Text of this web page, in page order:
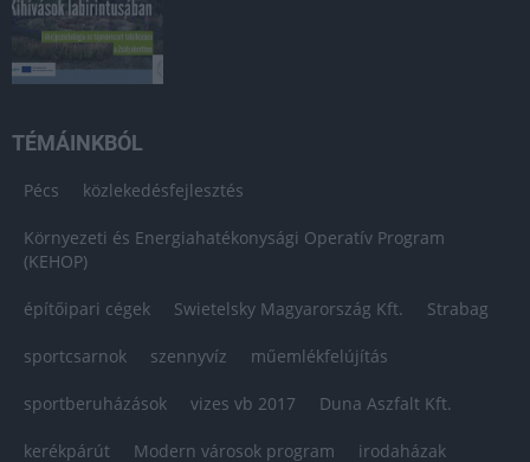
TÉMÁINKBÓL
Pécs közlekedésfejlesztés
Környezeti és Energiahatékonysági Operatív Program
(KEHOP)
építőipari cégek Swietelsky Magyarország Kft. Strabag
sportcsarnok szennyvíz műemlékfelújítás
sportberuházások vizes vb 2017 Duna Aszfalt Kft.
kerékpárút Modern városok program irodaházak